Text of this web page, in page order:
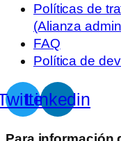
Políticas de
(Alianza
FAQ
Política de
Linkedin